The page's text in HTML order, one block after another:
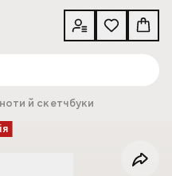
й скетчбуки